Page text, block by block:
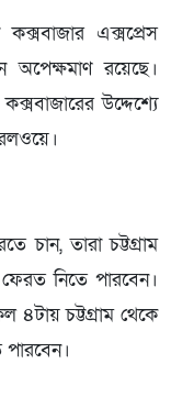
এক্সপ্রেস
অপেক্ষমাণ রয়েছে।
উদ্দেশ্যে
চান, তারা চট্টগ্রাম
নিতে পারবেন।
৪টায় চট্টগ্রাম থেকে